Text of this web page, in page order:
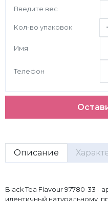
Введите вес
Кол-во упаковок
Имя
Телефон
Описание
Black Tea Flavour 97780-33 -
идентичный натуральному,